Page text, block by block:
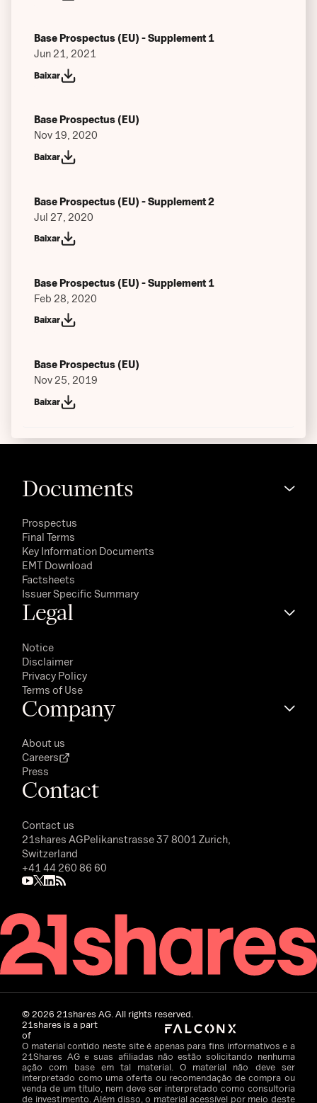
Base Prospectus (EU) - Supplement 1
Jun 21, 2021
Baixar
Base Prospectus (EU)
Nov 19, 2020
Baixar
Base Prospectus (EU) - Supplement 2
Jul 27, 2020
Baixar
Base Prospectus (EU) - Supplement 1
Feb 28, 2020
Baixar
Base Prospectus (EU)
Nov 25, 2019
Baixar
Documents
Prospectus
Final Terms
Key Information Documents
EMT Download
Factsheets
Issuer Specific Summary
Legal
Notice
Disclaimer
Privacy Policy
Terms of Use
Company
About us
Careers
Press
Contact
Contact us
21shares AGPelikanstrasse 37 8001 Zurich,
Switzerland
+41 44 260 86 60
©2026 21shares AG. All rights reserved.
21shares is a part
of
O material contido neste site é apenas para fins informativos e a
21Shares AG e suas afiliadas não estão solicitando nenhuma
ação com base em tal material. O material não deve ser
interpretado como uma oferta ou recomendação de compra ou
venda de um título, nem deve ser interpretado como consultoria
de investimento. Além disso, o material acessível por meio deste